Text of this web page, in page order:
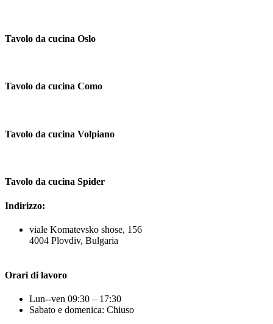
Tavolo da cucina Oslo
Tavolo da cucina Como
Tavolo da cucina Volpiano
Tavolo da cucina Spider
Indirizzo:
viale Komatevsko shose, 156
4004 Plovdiv, Bulgaria
Orari di lavoro
Lun--ven 09:30 – 17:30
Sabato e domenica: Chiuso